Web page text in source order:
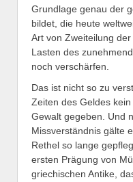
Grundlage genau der
bildet, die heute
Art von Zweiteilung
Lasten des
noch verschärfen.
Das ist nicht so zu
Zeiten des Geldes
Gewalt gegeben. Und
Missverständnis gälte
Rethel so lange
ersten Prägung von
griechischen Antike,